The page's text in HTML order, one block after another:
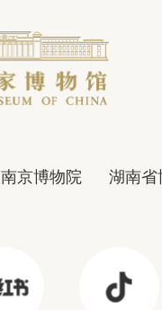
南京博物院 湖南省